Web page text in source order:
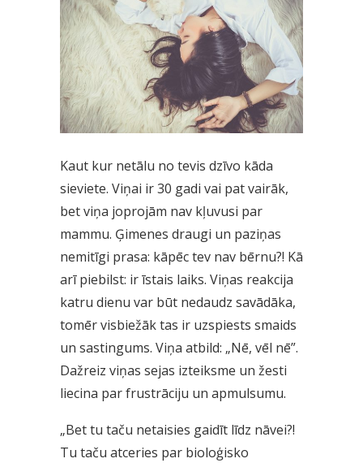
Kaut kur netālu no tevis dzīvo kāda
sieviete. Viņai ir 30 gadi vai pat vairāk,
bet viņa joprojām nav kļuvusi par
mammu. Ģimenes draugi un paziņas
nemitīgi prasa: kāpēc tev nav bērnu?! Kā
arī piebilst: ir īstais laiks. Viņas reakcija
katru dienu var būt nedaudz savādāka,
tomēr visbiežāk tas ir uzspiests smaids
un sastingums. Viņa atbild: „Nē, vēl nē”.
Dažreiz viņas sejas izteiksme un žesti
liecina par frustrāciju un apmulsumu.
„Bet tu taču netaisies gaidīt līdz nāvei?!
Tu taču atceries par bioloģisko